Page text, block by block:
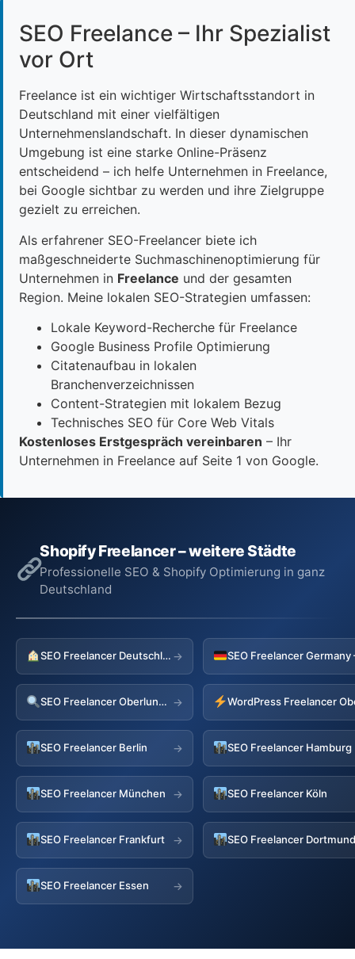
SEO Freelance – Ihr Spezialist
vor Ort
Freelance ist ein wichtiger Wirtschaftsstandort in
Deutschland mit einer vielfältigen
Unternehmenslandschaft. In dieser dynamischen
Umgebung ist eine starke Online-Präsenz
entscheidend – ich helfe Unternehmen in Freelance,
bei Google sichtbar zu werden und ihre Zielgruppe
gezielt zu erreichen.
Als erfahrener SEO-Freelancer biete ich
maßgeschneiderte Suchmaschinenoptimierung für
Unternehmen in Freelance und der gesamten
Region. Meine lokalen SEO-Strategien umfassen:
Lokale Keyword-Recherche für Freelance
Google Business Profile Optimierung
Citatenaufbau in lokalen
Branchenverzeichnissen
Content-Strategien mit lokalem Bezug
Technisches SEO für Core Web Vitals
Kostenloses Erstgespräch vereinbaren – Ihr
Unternehmen in Freelance auf Seite 1 von Google.
Shopify Freelancer – weitere Städte
Professionelle SEO & Shopify Optimierung in ganz
Deutschland
SEO Freelancer Deutschland →
SEO Freelancer Oberlungwitz →
SEO Freelancer Berlin → SEO Freelancer Hamburg
SEO Freelancer München → SEO Freelancer Köln
SEO Freelancer Frankfurt → SEO Freelancer
SEO Freelancer Essen →